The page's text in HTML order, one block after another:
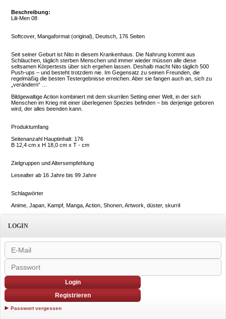
Beschreibung:
Lili-Men 08
Softcover, Mangaformat (original), Deutsch, 176 Seiten
Seit seiner Geburt ist Nito in diesem Krankenhaus. Die Nahrung kommt aus
Schläuchen, täglich sterben Menschen und immer wieder müssen alle diese
seltsamen Körpertests über sich ergehen lassen. Deshalb macht Nito täglich 500
Push-ups – und besteht trotzdem nie. Im Gegensatz zu seinen Freunden, die
regelmäßig die besten Testergebnisse erreichen. Aber sie fangen auch an, sich zu
„verändern“ …
Bildgewaltige Action kombiniert mit dem skurrilen Setting einer Welt, in der sich
Menschen im Krieg mit einer überlegenen Spezies befinden – bis derjenige geboren
wird, der alles beenden kann.
Produktumfang
Seitenanzahl Hauptinhalt: 176
B 12,4 cm x H 18,0 cm x T - cm
Zielgruppen und Altersempfehlung
Lesealter ab 16 Jahre bis 99 Jahre
Schlagwörter
Anime, Japan, Kampf, Manga, Action, Shonen, Artwork, düster, skurril
LOGIN
Login
Registrieren
Passwort vergessen